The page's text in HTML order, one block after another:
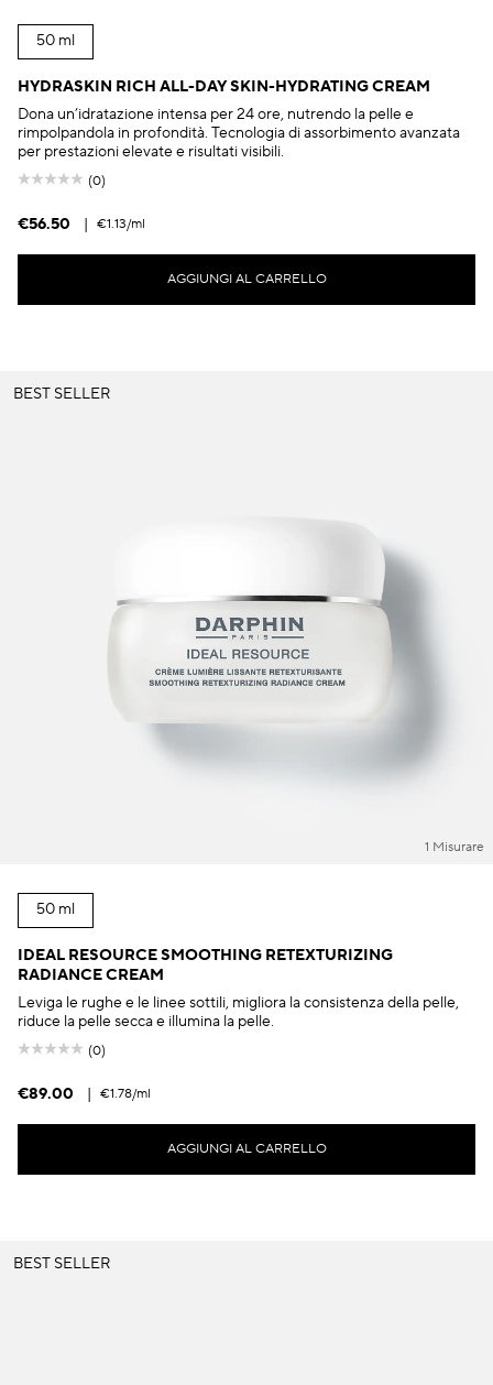
50 ml
HYDRASKIN RICH ALL-DAY SKIN-HYDRATING CREAM
Dona un’idratazione intensa per 24 ore, nutrendo la pelle e
rimpolpandola in profondità. Tecnologia di assorbimento avanzata
per prestazioni elevate e risultati visibili.
(0)
€56.50 | €1.13/ml
AGGIUNGI AL CARRELLO
BEST SELLER
1 Misurare
50 ml
IDEAL RESOURCE SMOOTHING RETEXTURIZING
RADIANCE CREAM
Leviga le rughe e le linee sottili, migliora la consistenza della pelle,
riduce la pelle secca e illumina la pelle.
(0)
€89.00 | €1.78/ml
AGGIUNGI AL CARRELLO
BEST SELLER